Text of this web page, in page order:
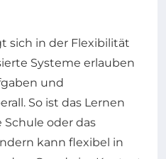
sich in der Flexibilität
Systeme erlauben
und
So ist das Lernen
oder das
kann flexibel in